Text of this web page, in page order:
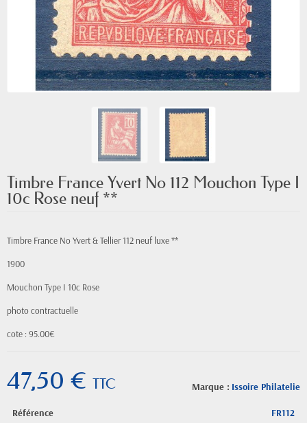
Timbre France Yvert No 112 Mouchon Type I
10c Rose neuf **
Timbre France No Yvert & Tellier 112 neuf luxe **
1900
Mouchon Type I 10c Rose
photo contractuelle
cote : 95.00€
Marque : Issoire Philatelie
47,50 € TTC
Référence FR112